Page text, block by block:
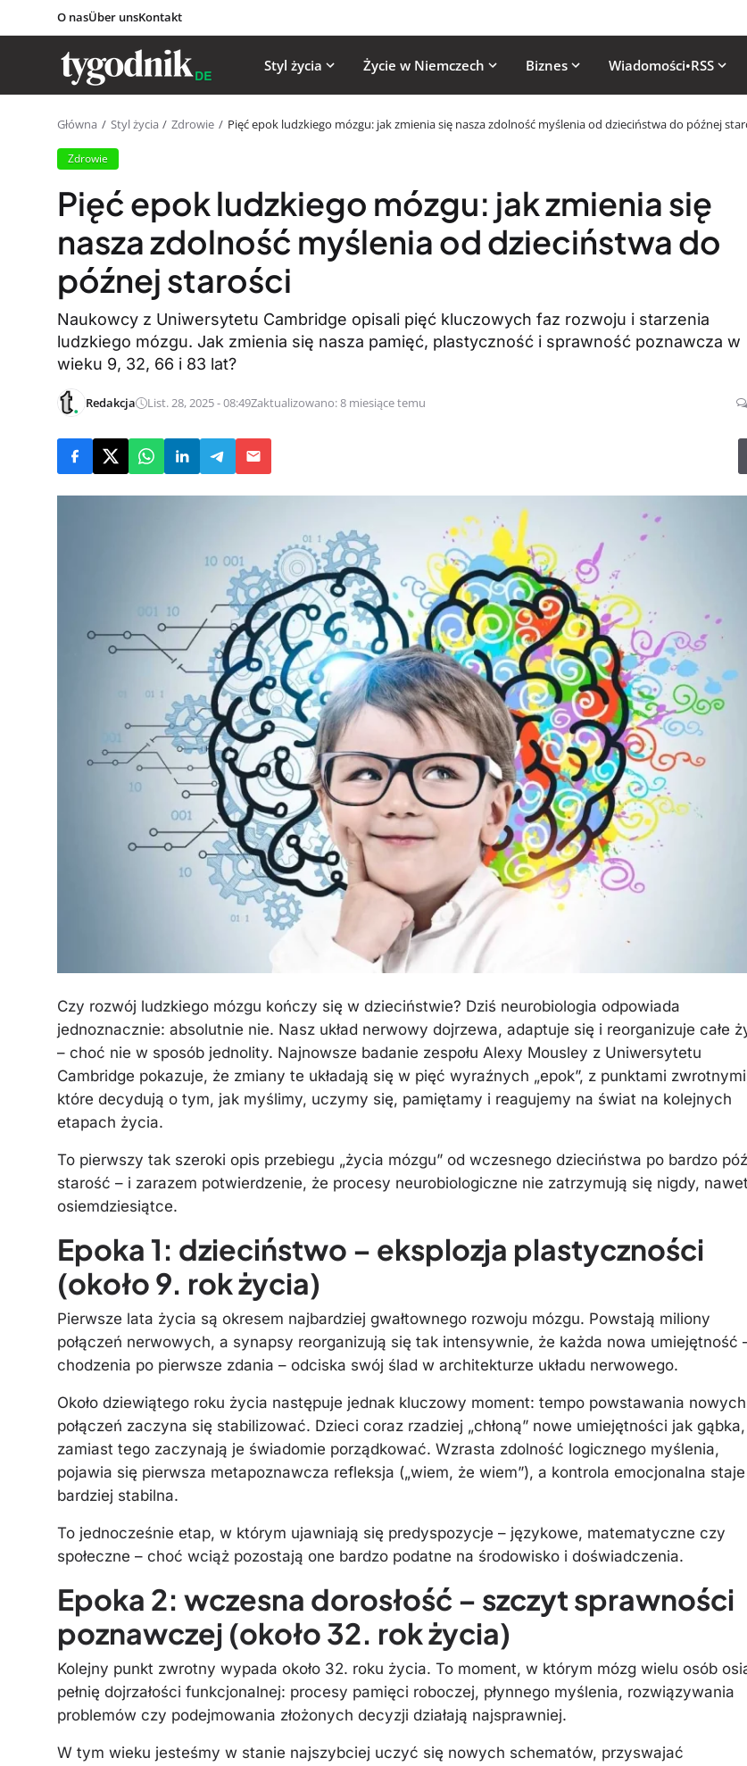
O nasÜber unsKontakt
Styl życia Życie w Niemczech Biznes Wiadomości•RSS
Główna Styl życia Zdrowie Pięć epok ludzkiego mózgu: jak zmienia się nasza zdolność myślenia od dzieciństwa do późnej
Zdrowie
Pięć epok ludzkiego mózgu: jak zmienia się
nasza zdolność myślenia od dzieciństwa do
późnej starości
Naukowcy z Uniwersytetu Cambridge opisali pięć kluczowych faz rozwoju i starzenia
ludzkiego mózgu. Jak zmienia się nasza pamięć, plastyczność i sprawność poznawcza w
wieku 9, 32, 66 i 83 lat?
Redakcja List. 28, 2025 - 08:49Zaktualizowano: 8 miesiące temu
Czy rozwój ludzkiego mózgu kończy się w dzieciństwie? Dziś neurobiologia odpowiada
jednoznacznie: absolutnie nie. Nasz układ nerwowy dojrzewa, adaptuje się i reorganizuje całe
– choć nie w sposób jednolity. Najnowsze badanie zespołu Alexy Mousley z Uniwersytetu
Cambridge pokazuje, że zmiany te układają się w pięć wyraźnych „epok”, z punktami
które decydują o tym, jak myślimy, uczymy się, pamiętamy i reagujemy na świat na kolejnych
etapach życia.
To pierwszy tak szeroki opis przebiegu „życia mózgu” od wczesnego dzieciństwa po bardzo
starość – i zarazem potwierdzenie, że procesy neurobiologiczne nie zatrzymują się nigdy,
osiemdziesiątce.
Epoka 1: dzieciństwo – eksplozja plastyczności
(około 9. rok życia)
Pierwsze lata życia są okresem najbardziej gwałtownego rozwoju mózgu. Powstają miliony
połączeń nerwowych, a synapsy reorganizują się tak intensywnie, że każda nowa umiejętność
chodzenia po pierwsze zdania – odciska swój ślad w architekturze układu nerwowego.
Około dziewiątego roku życia następuje jednak kluczowy moment: tempo powstawania nowych
połączeń zaczyna się stabilizować. Dzieci coraz rzadziej „chłoną” nowe umiejętności jak
zamiast tego zaczynają je świadomie porządkować. Wzrasta zdolność logicznego myślenia,
pojawia się pierwsza metapoznawcza refleksja („wiem, że wiem”), a kontrola emocjonalna
bardziej stabilna.
To jednocześnie etap, w którym ujawniają się predyspozycje – językowe, matematyczne czy
społeczne – choć wciąż pozostają one bardzo podatne na środowisko i doświadczenia.
Epoka 2: wczesna dorosłość – szczyt sprawności
poznawczej (około 32. rok życia)
Kolejny punkt zwrotny wypada około 32. roku życia. To moment, w którym mózg wielu osób
pełnię dojrzałości funkcjonalnej: procesy pamięci roboczej, płynnego myślenia, rozwiązywania
problemów czy podejmowania złożonych decyzji działają najsprawniej.
W tym wieku jesteśmy w stanie najszybciej uczyć się nowych schematów, przyswajać